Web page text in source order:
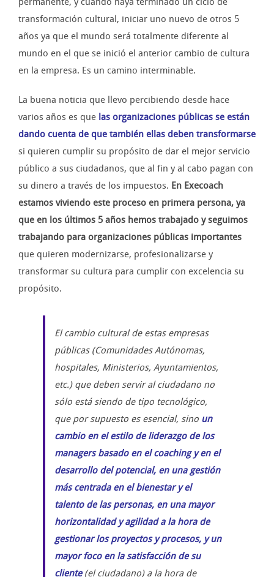
transformación cultural, iniciar uno nuevo de otros 5
años ya que el mundo será totalmente diferente al
mundo en el que se inició el anterior cambio de cultura
en la empresa. Es un camino interminable.
La buena noticia que llevo percibiendo desde hace
varios años es que las organizaciones públicas se están
dando cuenta de que también ellas deben transformarse
si quieren cumplir su propósito de dar el mejor servicio
público a sus ciudadanos, que al fin y al cabo pagan con
su dinero a través de los impuestos. En Execoach
estamos viviendo este proceso en primera persona, ya
que en los últimos 5 años hemos trabajado y seguimos
trabajando para organizaciones públicas importantes
que quieren modernizarse, profesionalizarse y
transformar su cultura para cumplir con excelencia su
propósito.
El cambio cultural de estas empresas
públicas (Comunidades Autónomas,
hospitales, Ministerios, Ayuntamientos,
etc.) que deben servir al ciudadano no
sólo está siendo de tipo tecnológico,
que por supuesto es esencial, sino un
cambio en el estilo de liderazgo de los
managers basado en el coaching y en el
desarrollo del potencial, en una gestión
más centrada en el bienestar y el
talento de las personas, en una mayor
horizontalidad y agilidad a la hora de
gestionar los proyectos y procesos, y un
mayor foco en la satisfacción de su
cliente(el ciudadano) a la hora de